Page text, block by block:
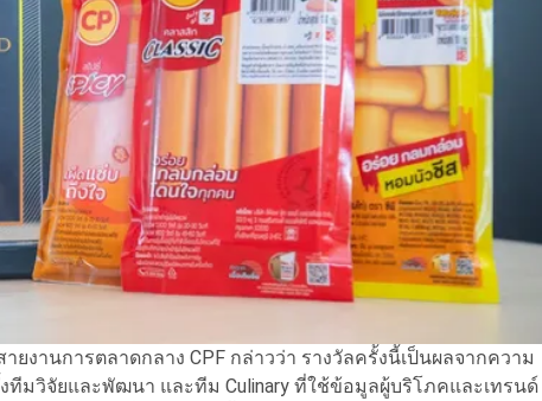
งานการตลาดกลาง CPF กล่าวว่า รางวัลครั้งนี้เป็นผลจากความ
มวิจัยและพัฒนา และทีม Culinary ที่ใช้ข้อมูลผู้บริโภคและเทรนด์